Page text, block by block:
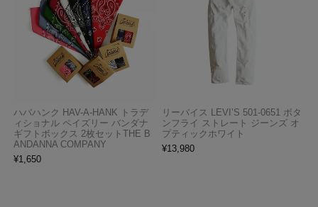
ハバハンク HAV-A-HANK トラデ
ィショナル ペイズリー バンダナ
ギフトボックス 2枚セットTHE B
ANDANNA COMPANY
¥1,650
リーバイス LEVI’S 501-0651 ボタ
ンフライ ストレート ジーンズ オ
プティックホワイト
¥13,980